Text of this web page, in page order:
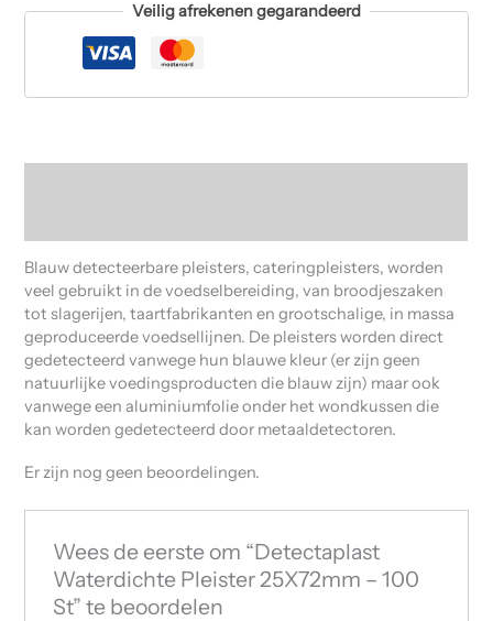
Veilig afrekenen gegarandeerd
Blauw detecteerbare pleisters, cateringpleisters, worden
veel gebruikt in de voedselbereiding, van broodjeszaken
tot slagerijen, taartfabrikanten en grootschalige, in massa
geproduceerde voedsellijnen. De pleisters worden direct
gedetecteerd vanwege hun blauwe kleur (er zijn geen
natuurlijke voedingsproducten die blauw zijn) maar ook
vanwege een aluminiumfolie onder het wondkussen die
kan worden gedetecteerd door metaaldetectoren.
Er zijn nog geen beoordelingen.
Wees de eerste om “Detectaplast
Waterdichte Pleister 25X72mm – 100
St” te beoordelen